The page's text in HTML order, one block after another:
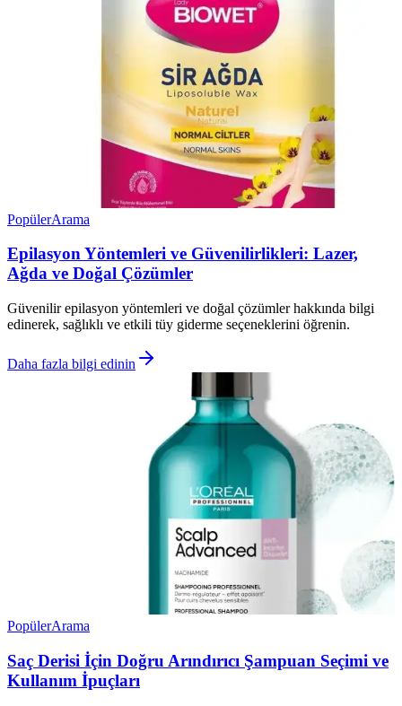
PopülerArama
Epilasyon Yöntemleri ve Güvenilirlikleri: Lazer,
Ağda ve Doğal Çözümler
Güvenilir epilasyon yöntemleri ve doğal çözümler hakkında bilgi
edinerek, sağlıklı ve etkili tüy giderme seçeneklerini öğrenin.
Daha fazla bilgi edinin
PopülerArama
Saç Derisi İçin Doğru Arındırıcı Şampuan Seçimi ve
Kullanım İpuçları